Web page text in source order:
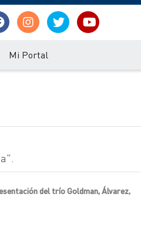
Mi Portal
del trío Goldman, Álvarez,